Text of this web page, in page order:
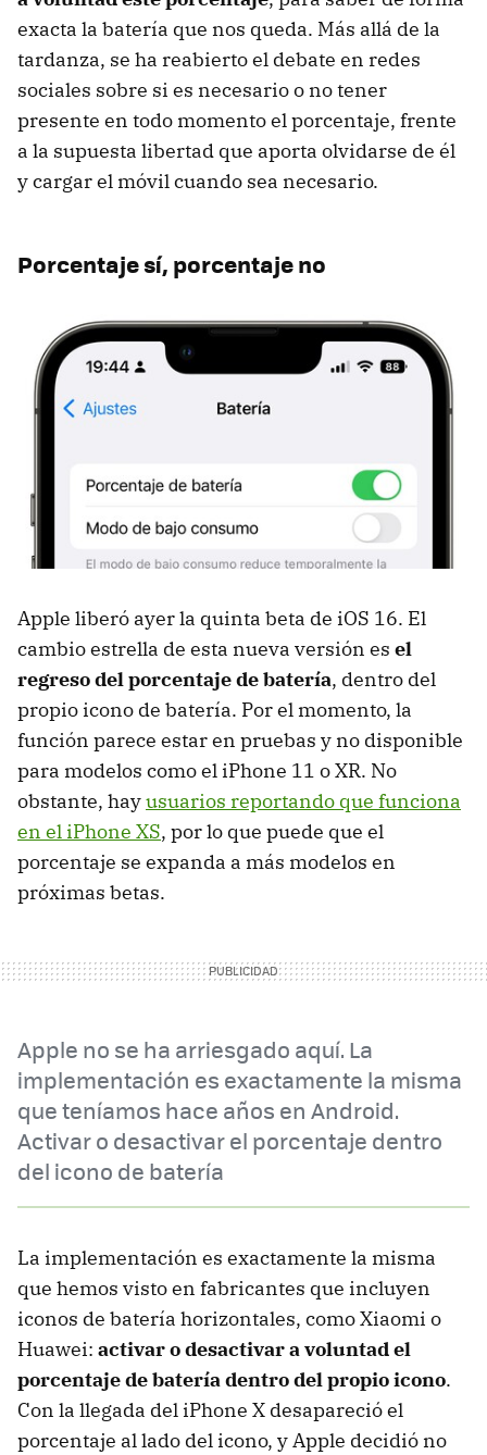
exacta la batería que nos queda. Más allá de la
tardanza, se ha reabierto el debate en redes
sociales sobre si es necesario o no tener
presente en todo momento el porcentaje, frente
a la supuesta libertad que aporta olvidarse de él
y cargar el móvil cuando sea necesario.
Porcentaje sí, porcentaje no
Apple liberó ayer la quinta beta de iOS 16. El
cambio estrella de esta nueva versión es el
regreso del porcentaje de batería, dentro del
propio icono de batería. Por el momento, la
función parece estar en pruebas y no disponible
para modelos como el iPhone 11 o XR. No
obstante, hayusuarios reportando que funciona
en el iPhone XS, por lo que puede que el
porcentaje se expanda a más modelos en
próximas betas.
Apple no se ha arriesgado aquí. La
implementación es exactamente la misma
que teníamos hace años en Android.
Activar o desactivar el porcentaje dentro
del icono de batería
La implementación es exactamente la misma
que hemos visto en fabricantes que incluyen
iconos de batería horizontales, como Xiaomi o
Huawei: activar o desactivar a voluntad el
porcentaje de batería dentro del propio icono.
Con la llegada del iPhone X desapareció el
porcentaje al lado del icono, y Apple decidió no